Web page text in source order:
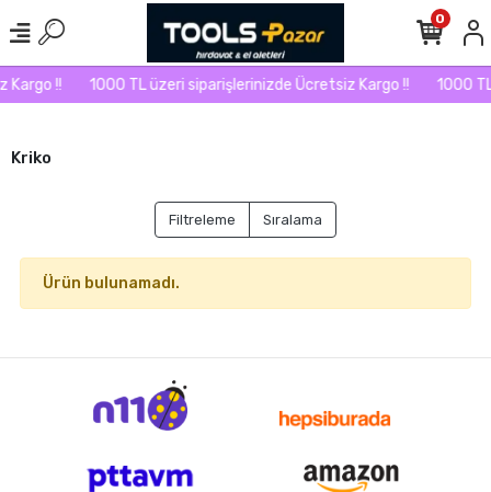
!! 1000 TL üzeri siparişlerinizde Ücretsiz Kargo !! 1000
0
Kriko
Filtreleme Sıralama
Ürün bulunamadı.